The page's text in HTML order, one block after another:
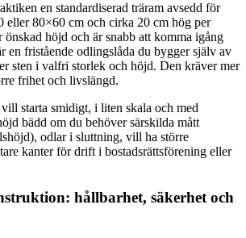
en standardiserad träram avsedd för
eller 80×60 cm och cirka 20 cm hög per
önskad höjd och är snabb att komma igång
en fristående odlingslåda du bygger själv av
sten i valfri storlek och höjd. Den kräver mer
frihet och livslängd.
starta smidigt, i liten skala och med
bädd om du behöver särskilda mått
odlar i sluttning, vill ha större
kanter för drift i bostadsrättsförening eller
hållbarhet, säkerhet och